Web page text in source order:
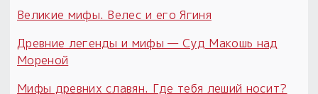
Великие мифы. Велес и его Ягиня
Древние легенды и мифы — Суд Макошь над
Мореной
Мифы древних славян. Где тебя леший носит?